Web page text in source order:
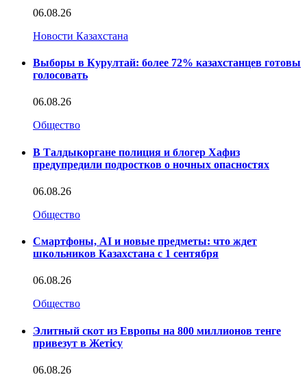
06.08.26
Новости Казахстана
Выборы в Курултай: более 72% казахстанцев готовы
голосовать
06.08.26
Общество
В Талдыкоргане полиция и блогер Хафиз
предупредили подростков о ночных опасностях
06.08.26
Общество
Смартфоны, AI и новые предметы: что ждет
школьников Казахстана с 1 сентября
06.08.26
Общество
Элитный скот из Европы на 800 миллионов тенге
привезут в Жетісу
06.08.26